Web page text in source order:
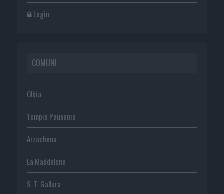
Login
COMUNI
Olbia
Tempio Pausania
Arzachena
La Maddalena
S. T. Gallura